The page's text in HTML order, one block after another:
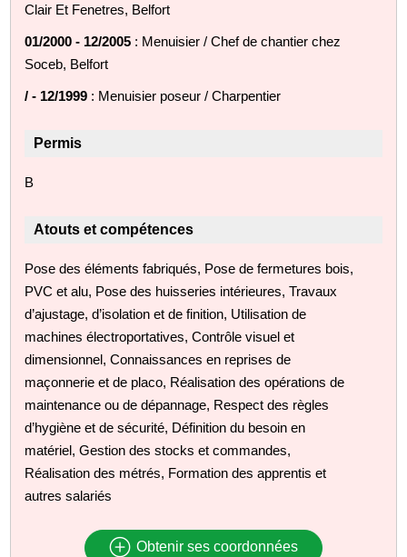
Clair Et Fenetres, Belfort
01/2000 - 12/2005 : Menuisier / Chef de chantier chez
Soceb, Belfort
/ - 12/1999 : Menuisier poseur / Charpentier
Permis
B
Atouts et compétences
Pose des éléments fabriqués, Pose de fermetures bois,
PVC et alu, Pose des huisseries intérieures, Travaux
d’ajustage, d’isolation et de finition, Utilisation de
machines électroportatives, Contrôle visuel et
dimensionnel, Connaissances en reprises de
maçonnerie et de placo, Réalisation des opérations de
maintenance ou de dépannage, Respect des règles
d’hygiène et de sécurité, Définition du besoin en
matériel, Gestion des stocks et commandes,
Réalisation des métrés, Formation des apprentis et
autres salariés
Obtenir ses coordonnées